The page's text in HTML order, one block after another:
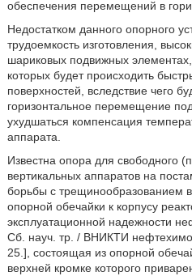
обеспечения перемещений в
Недостатком данного опорного
трудоемкость изготовления,
шариковых подвижных элементах,
которых будет происходить
поверхностей, вследствие чего
горизонтальное перемещение
ухудшаться компенсация
аппарата.
Известна опора для свободного
вертикальных аппаратов на
борьбы с трещинообразованием
опорной обечайки к корпусу
эксплуатационной надежности
Сб. науч. тр. / ВНИКТИ
25.], состоящая из опорной
верхней кромке которого